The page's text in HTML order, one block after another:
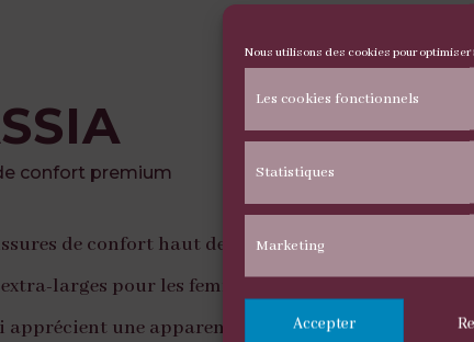
Nous utilisons des cookies pour
Les cookies fonctionnels
Statistiques
Marketing
Accepter
confort premium
de confort haut de gamme modernes,
larges pour les femmes soucieuses de la
apprécient une apparence attrayante. Grâce